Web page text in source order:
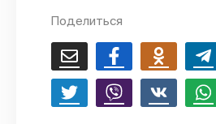
Поделиться